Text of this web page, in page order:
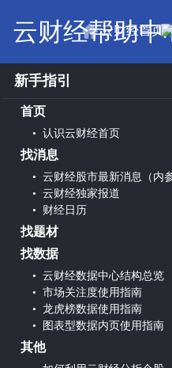
云财经帮助中
云财经首页
新手指引
首页
• 认识云财经首页
找消息
• 云财经股市最新消息（内
• 云财经独家报道
• 财经日历
找题材
找数据
• 云财经数据中心结构总览
• 市场关注度使用指南
• 龙虎榜数据使用指南
• 图表型数据内页使用指南
其他